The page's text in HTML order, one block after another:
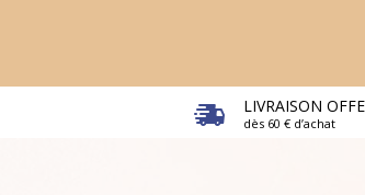
LIVRAISON
dès 60 € d’achat